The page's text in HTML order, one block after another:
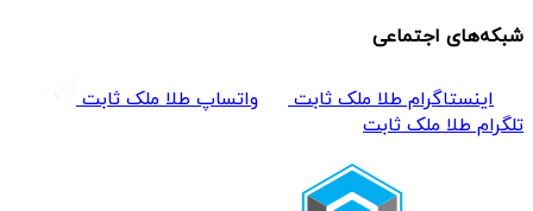
شبکه‌های اجتماعی
اینستاگرام طلا ملک ثابت
واتساپ طلا ملک ثابت
تلگرام طلا ملک ثابت